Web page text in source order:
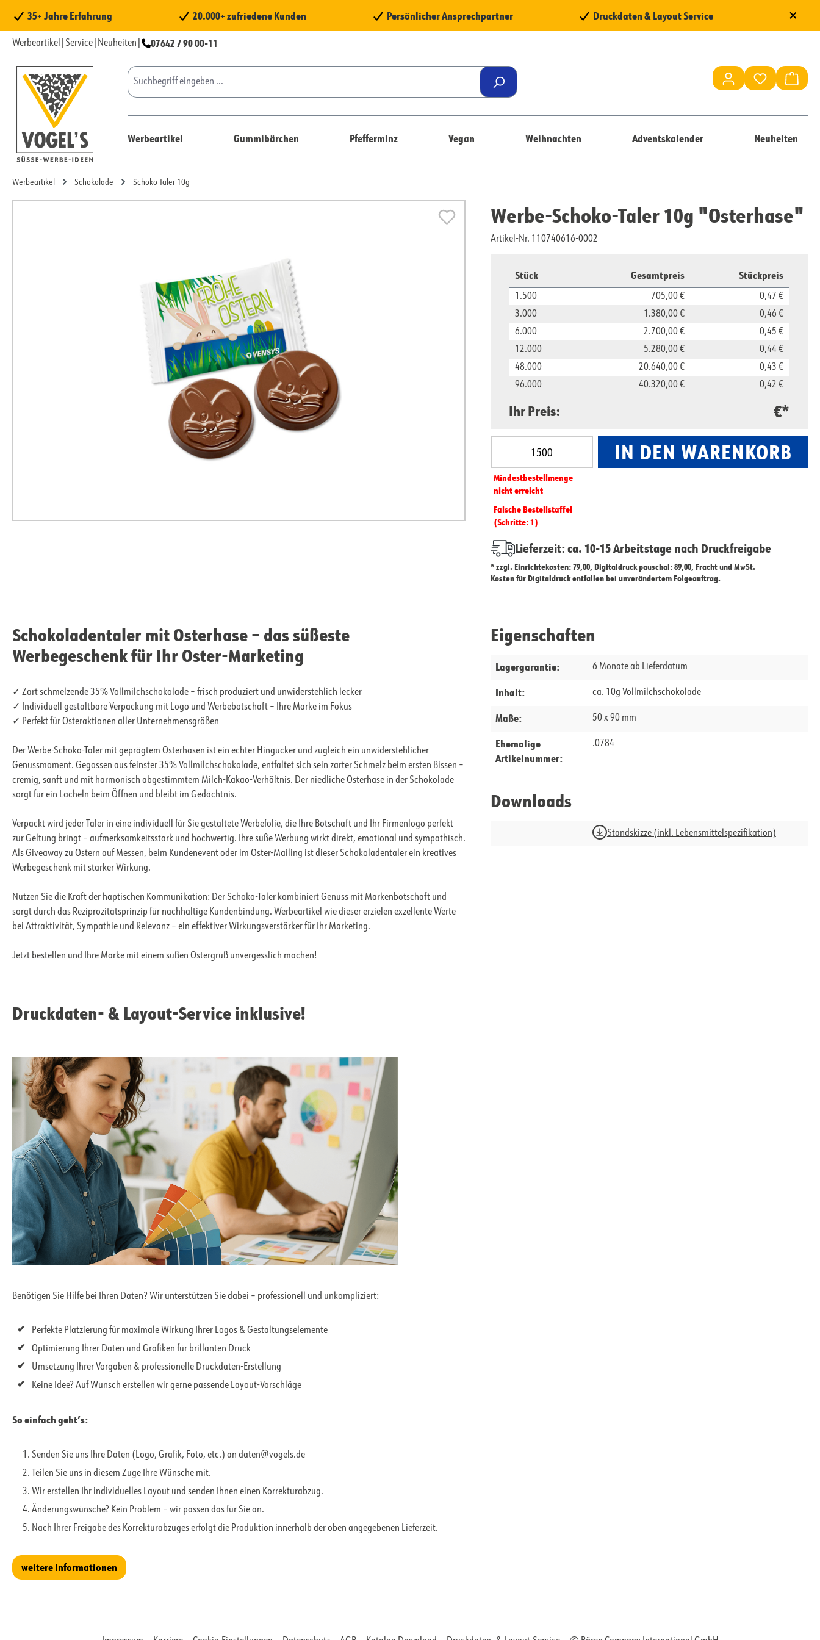
Hauptinhalt springen
Zur Suche springen
Zur Hauptnavigation springen
35+ Jahre Erfahrung 20.000+ zufriedene Kunden Persönlicher Ansprechpartner Druckdaten & Layout Service ×
Werbeartikel Service Neuheiten 07642 / 90 00-11
Du hast 0
Werbeartikel Gummibärchen Pfefferminz Vegan Weihnachten Adventskalender Neuheiten
Werbeartikel Schokolade Schoko-Taler 10g
Werbe-Schoko-Taler 10g "Osterhase"
Artikel-Nr. 110740616-0002
Stück Gesamtpreis Stückpreis
1.500 705,00 €
0,47 €
3.000
1.380,00 €
0,46 €
6.000
2.700,00 €
0,45 €
12.000
5.280,00 €
0,44 €
48.000
20.640,00 €
0,43 €
96.000
40.320,00 € 0,42 €
Ihr Preis: €*
Produkt Anzahl: Gib den gewünschten Wert ein oder
Mindest­­bestell­­menge
nicht erreicht
Falsche Bestellstaffel
(Schritte: 1)
IN DEN WARENKORB
Lieferzeit: ca. 10-15 Arbeitstage nach Druckfreigabe
* zzgl. Einrichtekosten: 79,00, Digitaldruck pauschal: 89,00, Fracht und MwSt.
Kosten für Digitaldruck entfallen bei unverändertem Folgeauftrag.
Schokoladentaler mit Osterhase – das süßeste
Werbegeschenk für Ihr Oster-Marketing
✓ Zart schmelzende 35% Vollmilchschokolade – frisch produziert und unwiderstehlich lecker
✓ Individuell gestaltbare Verpackung mit Logo und Werbebotschaft – Ihre Marke im Fokus
✓ Perfekt für Osteraktionen aller Unternehmensgrößen
Der Werbe-Schoko-Taler mit geprägtem Osterhasen ist ein echter Hingucker und zugleich ein unwiderstehlicher
Genussmoment. Gegossen aus feinster 35% Vollmilchschokolade, entfaltet sich sein zarter Schmelz beim ersten Bissen –
cremig, sanft und mit harmonisch abgestimmtem Milch-Kakao-Verhältnis. Der niedliche Osterhase in der Schokolade
sorgt für ein Lächeln beim Öffnen und bleibt im Gedächtnis.
Verpackt wird jeder Taler in eine individuell für Sie gestaltete Werbefolie, die Ihre Botschaft und Ihr Firmenlogo perfekt
zur Geltung bringt – aufmerksamkeitsstark und hochwertig. Ihre süße Werbung wirkt direkt, emotional und sympathisch.
Als Giveaway zu Ostern auf Messen, beim Kundenevent oder im Oster-Mailing ist dieser Schokoladentaler ein kreatives
Werbegeschenk mit starker Wirkung.
Nutzen Sie die Kraft der haptischen Kommunikation: Der Schoko-Taler kombiniert Genuss mit Markenbotschaft und
sorgt durch das Reziprozitätsprinzip für nachhaltige Kundenbindung. Werbeartikel wie dieser erzielen exzellente Werte
bei Attraktivität, Sympathie und Relevanz – ein effektiver Wirkungsverstärker für Ihr Marketing.
Jetzt bestellen und Ihre Marke mit einem süßen Ostergruß unvergesslich machen!
Eigenschaften
Lagergarantie: 6 Monate ab Lieferdatum
Inhalt: ca. 10g Vollmilchschokolade
Maße: 50 x 90 mm
Ehemalige
Artikelnummer:
.0784
Downloads
Standskizze (inkl. Lebensmittelspezifikation)
Druckdaten- & Layout-Service inklusive!
Benötigen Sie Hilfe bei Ihren Daten? Wir unterstützen Sie dabei – professionell und unkompliziert:
Perfekte Platzierung für maximale Wirkung Ihrer Logos & Gestaltungselemente
Optimierung Ihrer Daten und Grafiken für brillanten Druck
Umsetzung Ihrer Vorgaben & professionelle Druckdaten-Erstellung
Keine Idee? Auf Wunsch erstellen wir gerne passende Layout-Vorschläge
So einfach geht’s:
Senden Sie uns Ihre Daten (Logo, Grafik, Foto, etc.) an daten@vogels.de
Teilen Sie uns in diesem Zuge Ihre Wünsche mit.
Wir erstellen Ihr individuelles Layout und senden Ihnen einen Korrekturabzug.
Änderungswünsche? Kein Problem – wir passen das für Sie an.
Nach Ihrer Freigabe des Korrekturabzuges erfolgt die Produktion innerhalb der oben angegebenen Lieferzeit.
weitere Informationen